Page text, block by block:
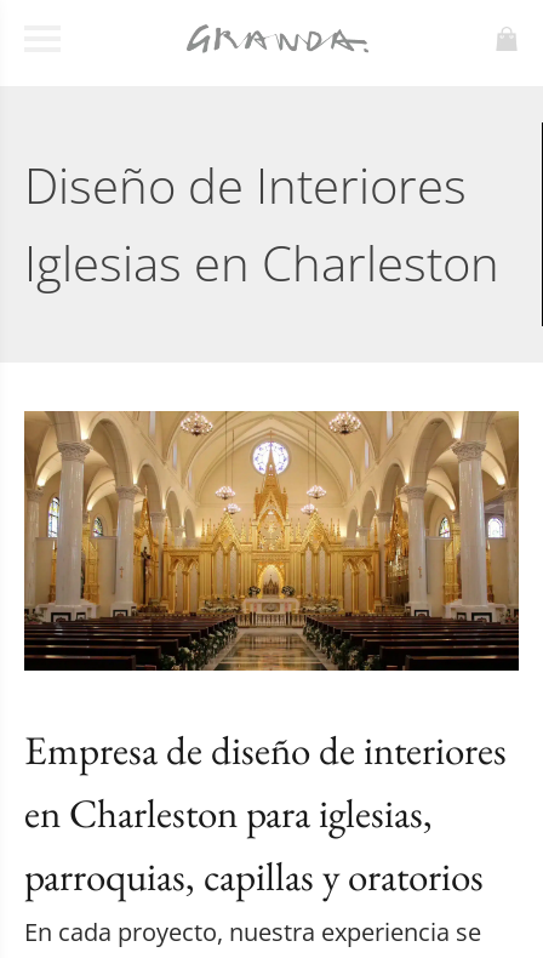
Diseño de Interiores
Iglesias en Charleston
Empresa de diseño de interiores
en Charleston para iglesias,
parroquias, capillas y oratorios
En cada proyecto, nuestra experiencia se